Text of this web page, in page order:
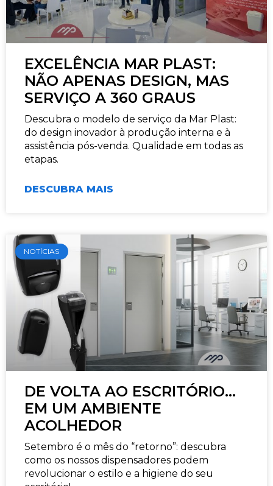
EXCELÊNCIA MAR PLAST:
NÃO APENAS DESIGN, MAS
SERVIÇO A 360 GRAUS
Descubra o modelo de serviço da Mar Plast:
do design inovador à produção interna e à
assistência pós-venda. Qualidade em todas as
etapas.
DESCUBRA MAIS
NOTÍCIAS
DE VOLTA AO ESCRITÓRIO…
EM UM AMBIENTE
ACOLHEDOR
Setembro é o mês do “retorno”: descubra
como os nossos dispensadores podem
revolucionar o estilo e a higiene do seu